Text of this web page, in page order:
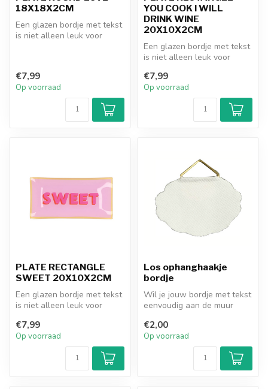
18X18X2CM
Een glazen bordje met tekst
is niet alleen leuk voor
€7,99
Op voorraad
YOU COOK I WILL
DRINK WINE
20X10X2CM
Een glazen bordje met tekst
is niet alleen leuk voor
€7,99
Op voorraad
PLATE RECTANGLE
SWEET 20X10X2CM
Een glazen bordje met tekst
is niet alleen leuk voor
€7,99
Op voorraad
Los ophanghaakje
bordje
Wil je jouw bordje met tekst
eenvoudig aan de muur
ophangh...
€2,00
Op voorraad